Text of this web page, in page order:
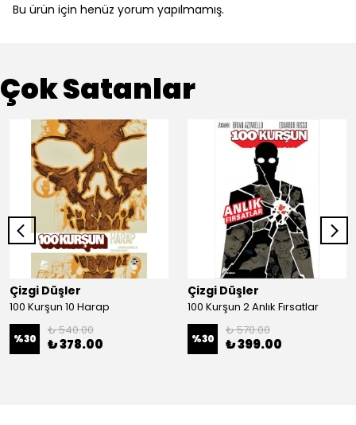
Bu ürün için henüz yorum yapılmamış.
Çok Satanlar
Çizgi Düşler
100 Kurşun 10 Harap
%30
₺ 540.00
₺ 378.00
Çizgi Düşler
100 Kurşun 2 Anlık Fırsatlar
%30
₺ 570.00
₺ 399.00